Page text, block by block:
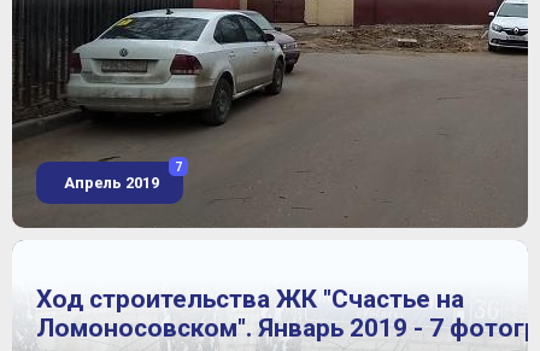
Апрель 2019
7
Ход строительства ЖК "Счастье на
Ломоносовском". Январь 2019 - 7